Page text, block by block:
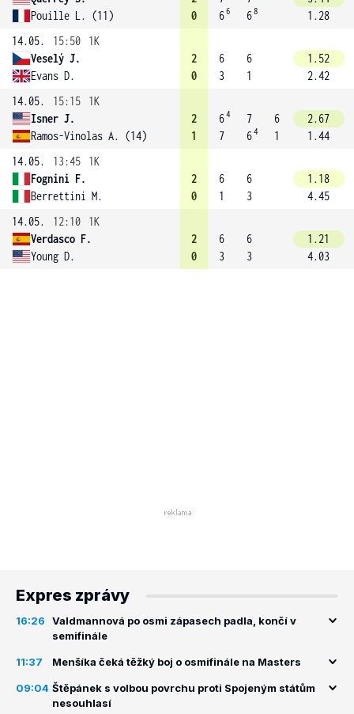
Pouille L. (11)
0
66
68
1.28
14.05.
15:50
1K
Veselý J.
Evans D.
2
0
6
3
6
1
1.52
2.42
14.05.
15:15
1K
Isner J.
Ramos-Vinolas A. (14)
2
1
64
7
7
64
6
1
2.67
1.44
14.05.
13:45
1K
Fognini F.
Berrettini M.
2
0
6
1
6
3
1.18
4.45
14.05.
12:10
1K
Verdasco F.
Young D.
2
0
6
3
6
3
1.21
4.03
Expres zprávy
16:26
Valdmannová po osmi zápasech padla, končí v
semifinále
11:37 Menšíka čeká těžký boj o osmifinále na Masters
09:04 Štěpánek s volbou povrchu proti Spojeným státům
nesouhlasí